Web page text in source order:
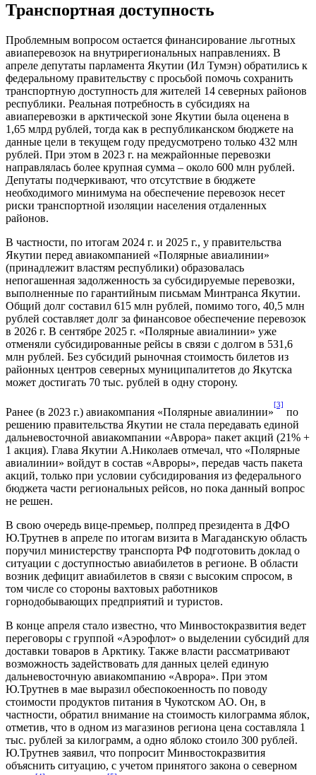
Транспортная доступность
Проблемным вопросом остается финансирование льготных
авиаперевозок на внутрирегиональных направлениях. В
апреле депутаты парламента Якутии (Ил Тумэн) обратились к
федеральному правительству с просьбой помочь сохранить
транспортную доступность для жителей 14 северных районов
республики. Реальная потребность в субсидиях на
авиаперевозки в арктической зоне Якутии была оценена в
1,65 млрд рублей, тогда как в республиканском бюджете на
данные цели в текущем году предусмотрено только 432 млн
рублей. При этом в 2023 г. на межрайонные перевозки
направлялась более крупная сумма – около 600 млн рублей.
Депутаты подчеркивают, что отсутствие в бюджете
необходимого минимума на обеспечение перевозок несет
риски транспортной изоляции населения отдаленных
районов.
В частности, по итогам 2024 г. и 2025 г., у правительства
Якутии перед авиакомпанией «Полярные авиалинии»
(принадлежит властям республики) образовалась
непогашенная задолженность за субсидируемые перевозки,
выполненные по гарантийным письмам Минтранса Якутии.
Общий долг составил 615 млн рублей, помимо того, 40,5 млн
рублей составляет долг за финансовое обеспечение перевозок
в 2026 г. В сентябре 2025 г. «Полярные авиалинии» уже
отменяли субсидированные рейсы в связи с долгом в 531,6
млн рублей. Без субсидий рыночная стоимость билетов из
районных центров северных муниципалитетов до Якутска
может достигать 70 тыс. рублей в одну сторону.
Ранее (в 2023 г.) авиакомпания «Полярные авиалинии»
[3]
по
решению правительства Якутии не стала передавать единой
дальневосточной авиакомпании «Аврора» пакет акций (21% +
1 акция). Глава Якутии А.Николаев отмечал, что «Полярные
авиалинии» войдут в состав «Авроры», передав часть пакета
акций, только при условии субсидирования из федерального
бюджета части региональных рейсов, но пока данный вопрос
не решен.
В свою очередь вице-премьер, полпред президента в ДФО
Ю.Трутнев в апреле по итогам визита в Магаданскую область
поручил министерству транспорта РФ подготовить доклад о
ситуации с доступностью авиабилетов в регионе. В области
возник дефицит авиабилетов в связи с высоким спросом, в
том числе со стороны вахтовых работников
горнодобывающих предприятий и туристов.
В конце апреля стало известно, что Минвостокразвития ведет
переговоры с группой «Аэрофлот» о выделении субсидий для
доставки товаров в Арктику. Также власти рассматривают
возможность задействовать для данных целей единую
дальневосточную авиакомпанию «Аврора». При этом
Ю.Трутнев в мае выразил обеспокоенность по поводу
стоимости продуктов питания в Чукотском АО. Он, в
частности, обратил внимание на стоимость килограмма яблок,
отметив, что в одном из магазинов региона цена составляла 1
тыс. рублей за килограмм, а одно яблоко стоило 300 рублей.
Ю.Трутнев заявил, что попросит Минвостокразвития
объяснить ситуацию, с учетом принятого закона о северном